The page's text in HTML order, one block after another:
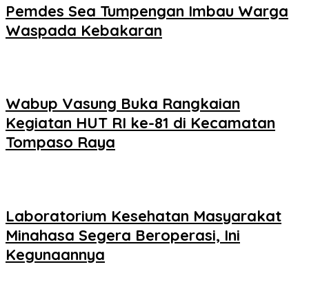
Pemdes Sea Tumpengan Imbau Warga
Waspada Kebakaran
Wabup Vasung Buka Rangkaian
Kegiatan HUT RI ke-81 di Kecamatan
Tompaso Raya
Laboratorium Kesehatan Masyarakat
Minahasa Segera Beroperasi, Ini
Kegunaannya